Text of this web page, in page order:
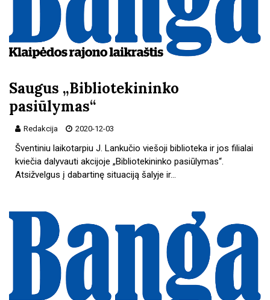
Saugus „Bibliotekininko
pasiūlymas“
Redakcija 2020-12-03
Šventiniu laikotarpiu J. Lankučio viešoji biblioteka ir jos filialai
kviečia dalyvauti akcijoje „Bibliotekininko pasiūlymas“.
Atsižvelgus į dabartinę situaciją šalyje ir…